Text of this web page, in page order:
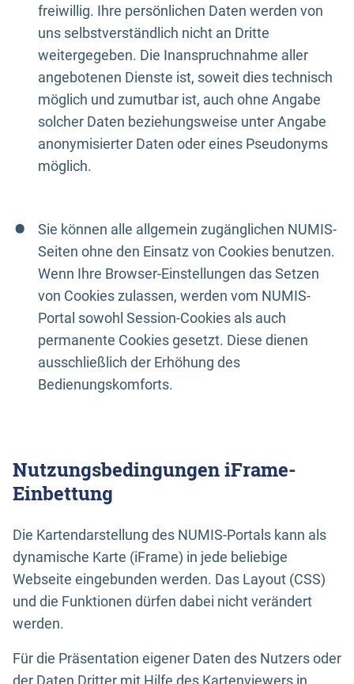
freiwillig. Ihre persönlichen Daten werden von
uns selbstverständlich nicht an Dritte
weitergegeben. Die Inanspruchnahme aller
angebotenen Dienste ist, soweit dies technisch
möglich und zumutbar ist, auch ohne Angabe
solcher Daten beziehungsweise unter Angabe
anonymisierter Daten oder eines Pseudonyms
möglich.
Sie können alle allgemein zugänglichen NUMIS-
Seiten ohne den Einsatz von Cookies benutzen.
Wenn Ihre Browser-Einstellungen das Setzen
von Cookies zulassen, werden vom NUMIS-
Portal sowohl Session-Cookies als auch
permanente Cookies gesetzt. Diese dienen
ausschließlich der Erhöhung des
Bedienungskomforts.
Nutzungsbedingungen iFrame-
Einbettung
Die Kartendarstellung des NUMIS-Portals kann als
dynamische Karte (iFrame) in jede beliebige
Webseite eingebunden werden. Das Layout (CSS)
und die Funktionen dürfen dabei nicht verändert
werden.
Für die Präsentation eigener Daten des Nutzers oder
der Daten Dritter mit Hilfe des Kartenviewers in